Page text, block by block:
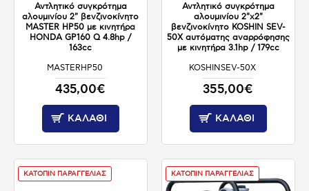
MASTERHP50
Αντλητικό συγκρότημα
αλουμινίου 2" βενζινοκίνητο
MASTER HP50 με κινητήρα
HONDA GP160 Q 4.8hp /
163cc
435,00€
ΚΑΛΆΘΙ
KOSHINSEV-50X
Αντλητικό συγκρότημα
αλουμινίου 2"x2"
βενζινοκίνητο KOSHIN SEV-
50X αυτόματης αναρρόφησης
με κινητήρα 3.1hp / 179cc
355,00€
ΚΑΛΆΘΙ
ΚΑΤΟΠΙΝ ΠΑΡΑΓΓΕΛΙΑΣ ΚΑΤΟΠΙΝ ΠΑΡΑΓΓΕΛΙΑΣ